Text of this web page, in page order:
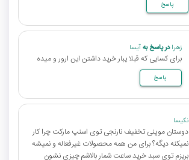
پاسخ
زهرادر پاسخ بهآیسا
برای کسایی که قبلا یبار خرید داشتن این ارور و میده
پاسخ
نکیسا
دوستان موپنی تخفیف نارنجی توی اسنپ مارکت چرا کار
نمیکنه دیگه؟ برای من همه محصولات غیرفعاله و نمیشه
بریزم توی سبد خرید ساعت شمار بالاشم چیزی نشون